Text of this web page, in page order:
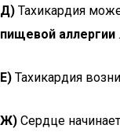
Д) Тахикардия
пищевой аллергии .
Е) Тахикардия
Ж) Сердце